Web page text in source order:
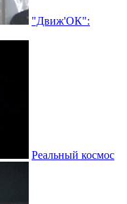
"Движ'ОК":
Реальный космос